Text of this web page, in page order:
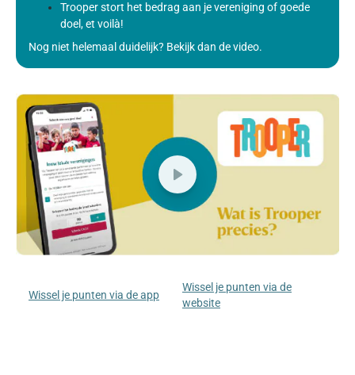
Trooper stort het bedrag aan je vereniging of goede
doel, et voilà!
Nog niet helemaal duidelijk? Bekijk dan de video.
Wissel je punten via de app
Wissel je punten via de
website